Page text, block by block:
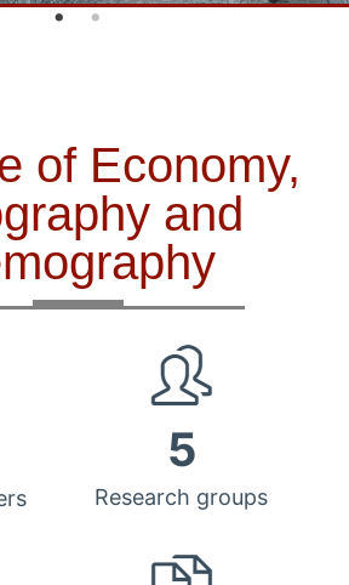
of Economy,
and
5
Research groups